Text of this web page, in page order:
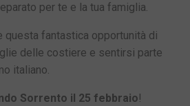
per te e la tua famiglia.
questa fantastica opportunità di
delle costiere e sentirsi parte
italiano.
Sorrento il 25 febbraio!